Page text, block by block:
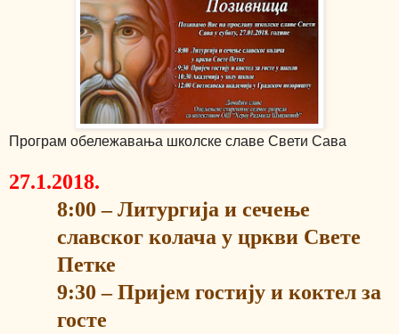
Програм обележавања школске славе Свети Сава
27.1.2018.
8:00 – Литургија и сечење
славскогколача у цркви Свете
Петке
9:30– Пријем гостију и коктел за
госте